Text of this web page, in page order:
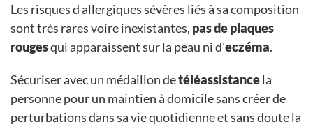
Les risques d allergiques sévères liés à sa composition
sont très rares voire inexistantes, pas de plaques
rougesqui apparaissent sur la peau ni d’eczéma.
Sécuriser avec un médaillon detéléassistancela
personne pour un maintien à domicile sans créer de
perturbations dans sa vie quotidienne et sans doute la